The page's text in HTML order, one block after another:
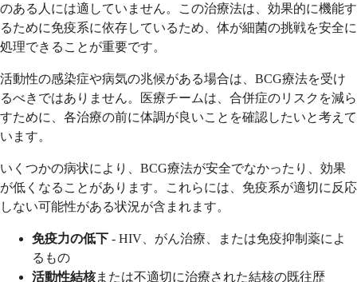
のある人には適していません。この治療法は、効果的に機能す
るために免疫系に依存しているため、体が細菌の挑戦を安全に
処理できることが重要です。
活動性の感染症や病気の兆候がある場合は、BCG療法を受け
るべきではありません。医療チームは、合併症のリスクを減ら
すために、各治療の前に体調が良いことを確認したいと考えて
います。
いくつかの病状により、BCG療法が安全でなかったり、効果
が低くなることがあります。これらには、免疫系が適切に反応
しない可能性がある状況が含まれます。
免疫力の低下 - HIV、がん治療、または免疫抑制薬によ
るもの
活動性結核または不適切に治療された結核の既往歴